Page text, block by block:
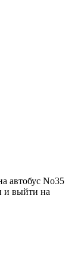
автобус No35
и выйти на